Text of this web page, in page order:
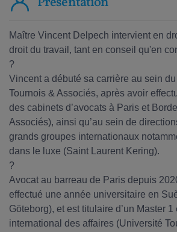
Maître Vincent Delpech intervient en
droit du travail, tant en conseil qu'en
?
Vincent a débuté sa carrière au sein
Tournois & Associés, après avoir
des cabinets d’avocats à Paris et
Associés), ainsi qu’au sein de
grands groupes internationaux
dans le luxe (Saint Laurent Kering).
?
Avocat au barreau de Paris depuis
effectué une année universitaire en
Göteborg), et est titulaire d’un Master 1
international des affaires (Université